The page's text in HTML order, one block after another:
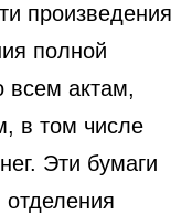
произведения
полной
всем актам,
в том числе
Эти бумаги